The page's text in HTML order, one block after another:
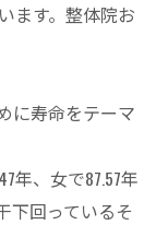
ます。整体院お
に寿命をテーマ
年、女で87.57年
下回っているそ